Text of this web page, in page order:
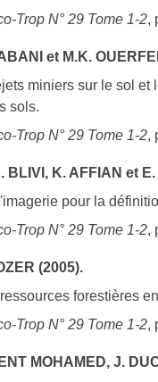
Trop N° 29 Tome 1-2,
et M.K.
miniers sur le sol
sols.
Trop N° 29 Tome 1-2,
BLIVI, K. AFFIAN et
pour la
Trop N° 29 Tome 1-2,
(2005).
forestières
Trop N° 29 Tome 1-2,
MOHAMED, J.